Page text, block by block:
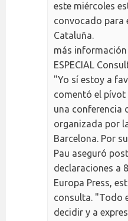
este miércoles
convocado para
Cataluña.
más información
ESPECIAL
"Yo sí estoy a
comentó el pívot
una conferencia
organizada por
Barcelona. Por
Pau aseguró
declaraciones a
Europa Press,
consulta. "Todo
decidir y a